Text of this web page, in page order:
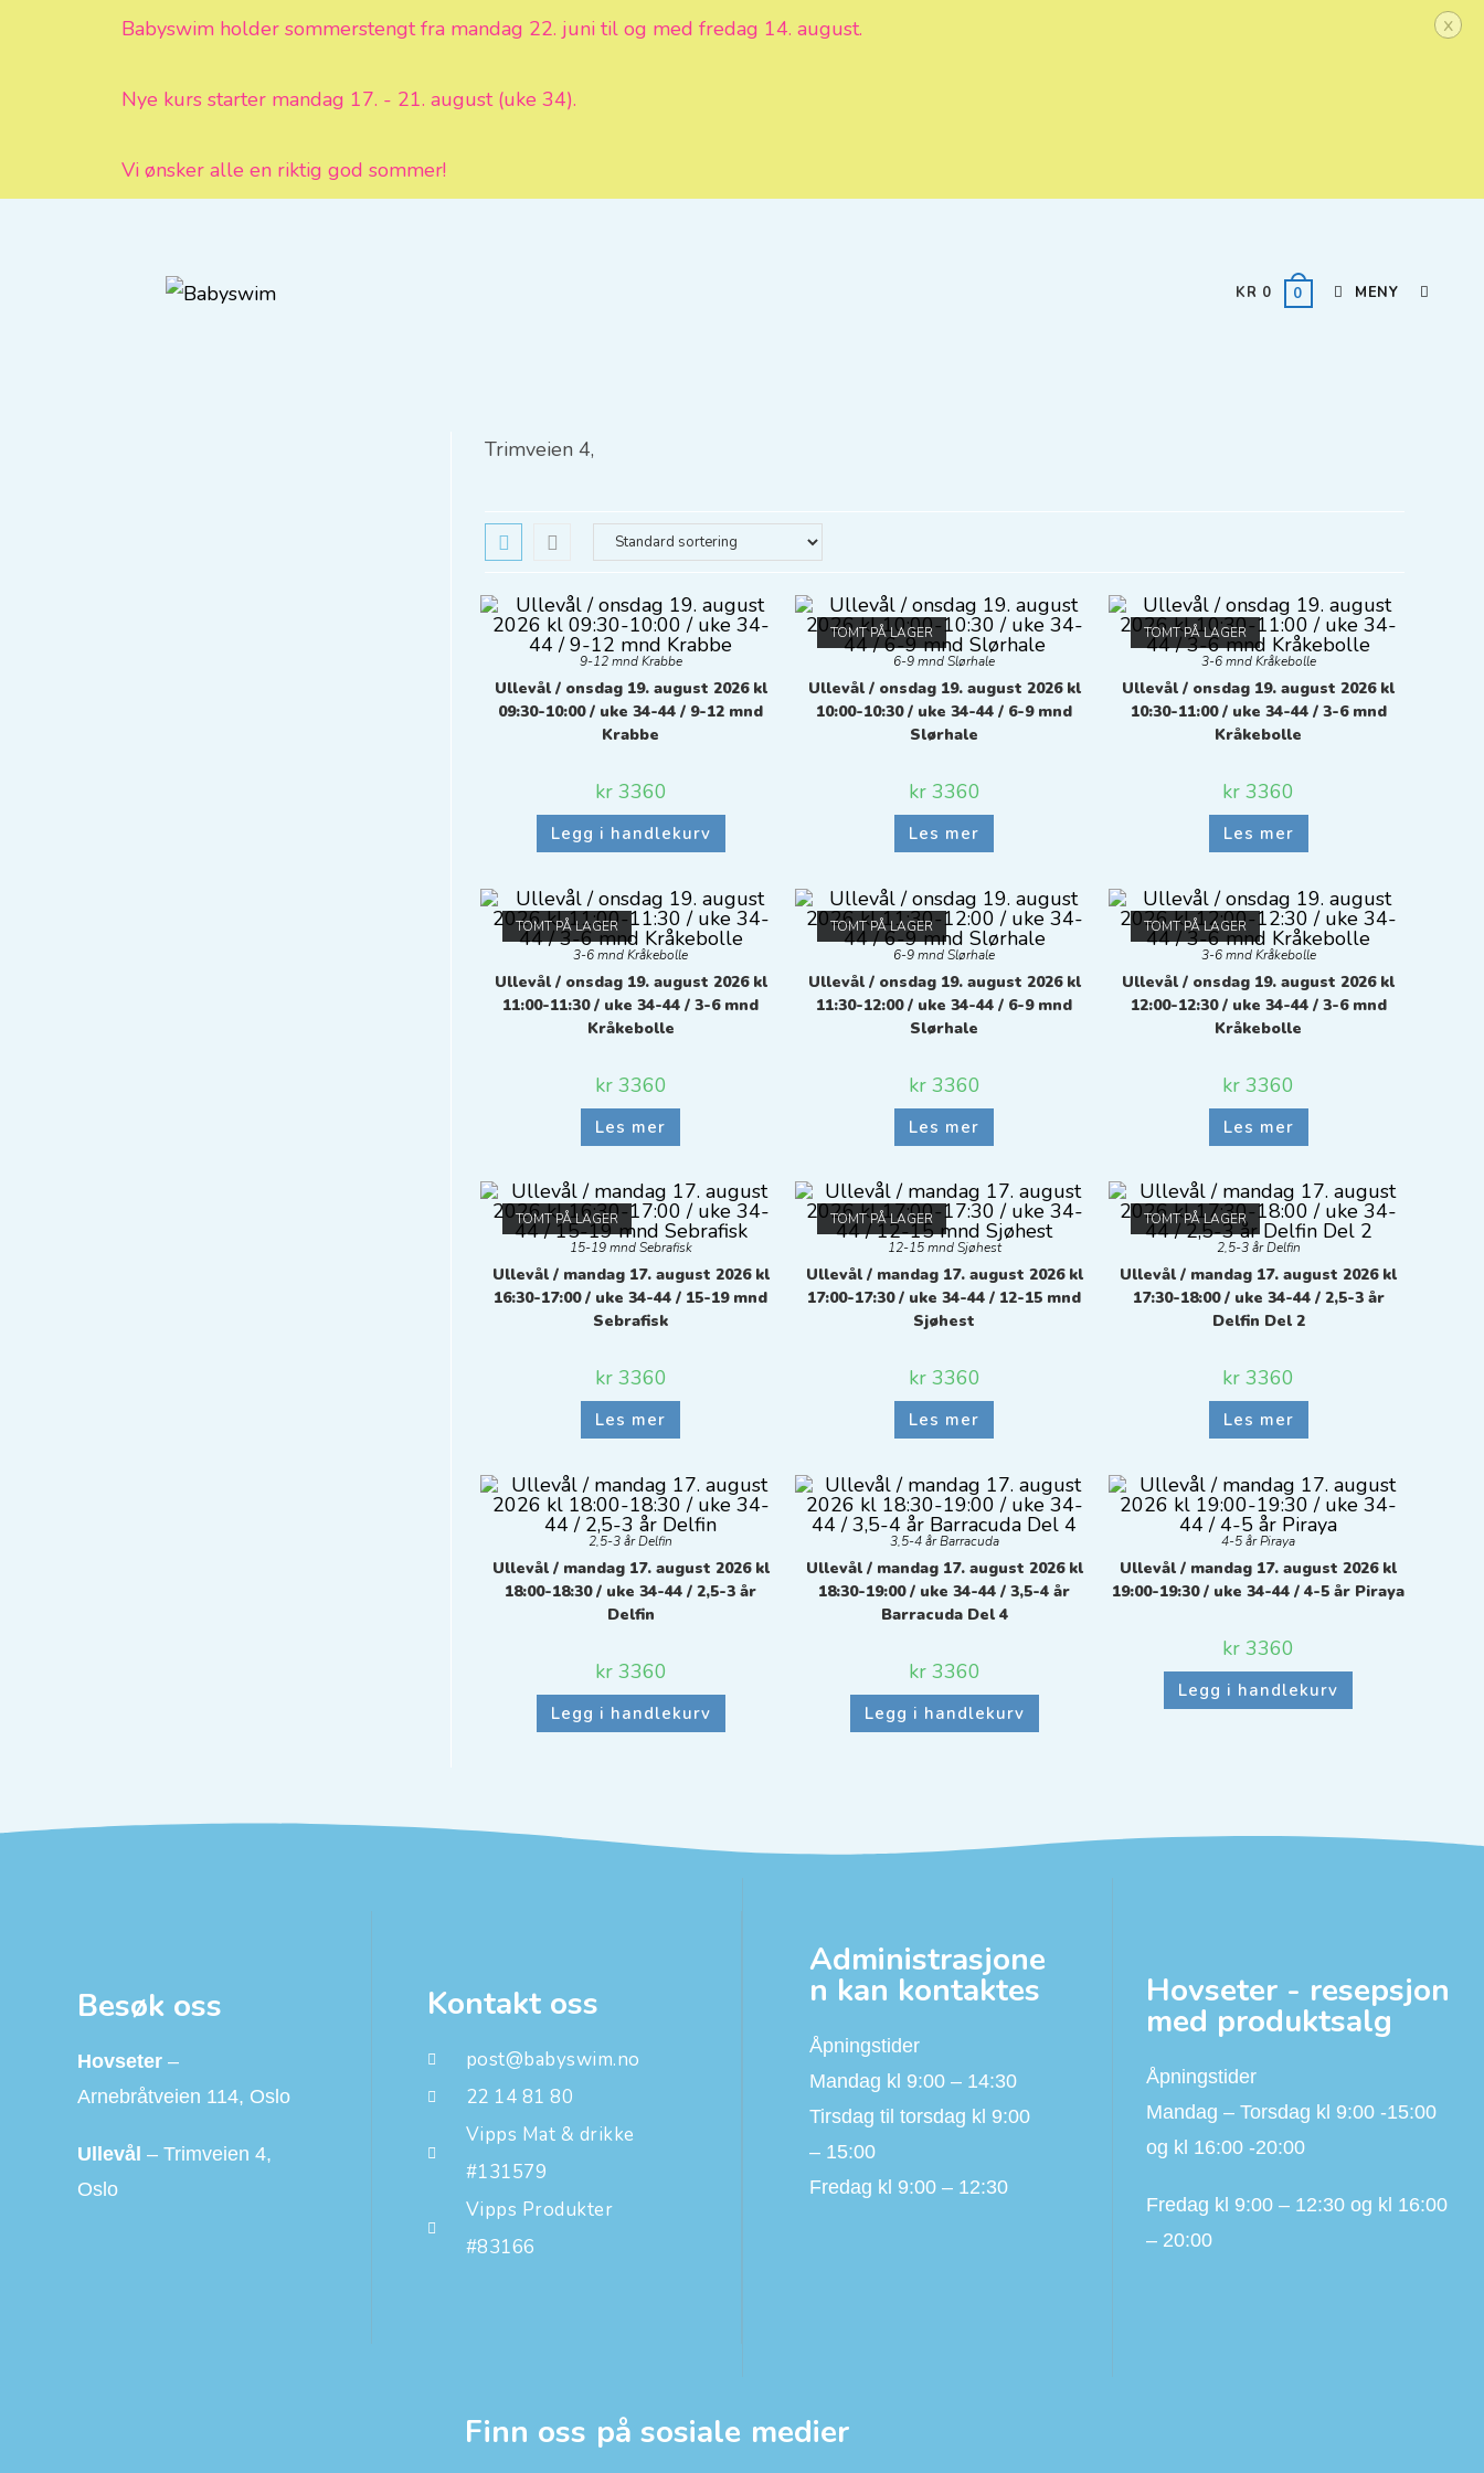
x
Babyswim holder sommerstengt fra mandag 22. juni til og med fredag 14. august.
Nye kurs starter mandag 17. - 21. august (uke 34).
Vi ønsker alle en riktig god sommer!
KR 0 0 MENY
Trimveien 4,
9-12 mnd Krabbe
Ullevål / onsdag 19. august 2026 kl
09:30-10:00 / uke 34-44 / 9-12 mnd
Krabbe
kr3360
Legg i handlekurv
TOMT PÅ LAGER
6-9 mnd Slørhale
Ullevål / onsdag 19. august 2026 kl
10:00-10:30 / uke 34-44 / 6-9 mnd
Slørhale
kr3360
Les mer
TOMT PÅ LAGER
3-6 mnd Kråkebolle
Ullevål / onsdag 19. august 2026 kl
10:30-11:00 / uke 34-44 / 3-6 mnd
Kråkebolle
kr 3360
Les mer
TOMT PÅ LAGER
3-6 mnd Kråkebolle
Ullevål / onsdag 19. august 2026 kl
11:00-11:30 / uke 34-44 / 3-6 mnd
Kråkebolle
kr3360
Les mer
TOMT PÅ LAGER
6-9 mnd Slørhale
Ullevål / onsdag 19. august 2026 kl
11:30-12:00 / uke 34-44 / 6-9 mnd
Slørhale
kr3360
Les mer
TOMT PÅ LAGER
3-6 mnd Kråkebolle
Ullevål / onsdag 19. august 2026 kl
12:00-12:30 / uke 34-44 / 3-6 mnd
Kråkebolle
kr 3360
Les mer
TOMT PÅ LAGER
15-19 mnd Sebrafisk
Ullevål / mandag 17. august 2026 kl
16:30-17:00 / uke 34-44 / 15-19 mnd
Sebrafisk
kr3360
Les mer
TOMT PÅ LAGER
12-15 mnd Sjøhest
Ullevål / mandag 17. august 2026 kl
17:00-17:30 / uke 34-44 / 12-15 mnd
Sjøhest
kr3360
Les mer
TOMT PÅ LAGER
2,5-3 år Delfin
Ullevål / mandag 17. august 2026 kl
17:30-18:00 / uke 34-44 / 2,5-3 år
Delfin Del 2
kr 3360
Les mer
2,5-3 år Delfin
Ullevål / mandag 17. august 2026 kl
18:00-18:30 / uke 34-44 / 2,5-3 år
Delfin
kr3360
Legg i handlekurv
3,5-4 år Barracuda
Ullevål / mandag 17. august 2026 kl
18:30-19:00 / uke 34-44 / 3,5-4 år
Barracuda Del 4
kr3360
Legg i handlekurv
4-5 år Piraya
Ullevål / mandag 17. august 2026 kl
19:00-19:30 / uke 34-44 / 4-5 år Piraya
kr 3360
Legg i handlekurv
Besøk oss
Hovseter –
Arnebråtveien 114, Oslo
Ullevål – Trimveien 4,
Oslo
Kontakt oss
post@babyswim.no
22 14 81 80
Vipps Mat & drikke
#131579
Vipps Produkter
#83166
Administrasjone
n kan kontaktes
Åpningstider
Mandag kl 9:00 – 14:30
Tirsdag til torsdag kl 9:00
– 15:00
Fredag kl 9:00 – 12:30
Hovseter - resepsjon
med produktsalg
Åpningstider
Mandag – Torsdag kl 9:00 -15:00
og kl 16:00 -20:00
Fredag kl 9:00 – 12:30 og kl 16:00
– 20:00
Finn oss på sosiale medier